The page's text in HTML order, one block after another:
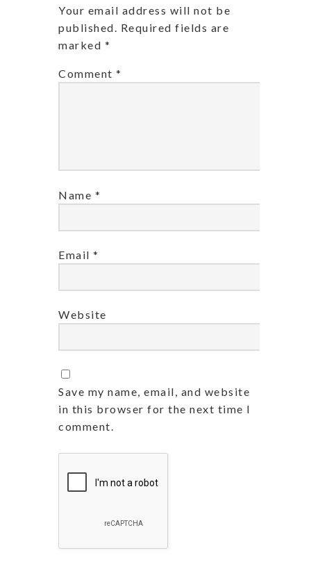
Your email address will not be
published. Required fields are
marked *
Comment *
Name *
Email *
Website
Save my name, email, and website
in this browser for the next time I
comment.